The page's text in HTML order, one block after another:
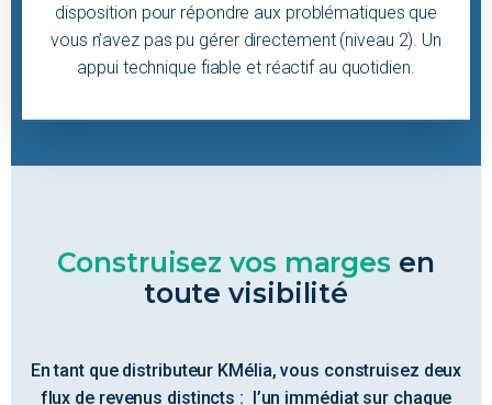
disposition pour répondre aux problématiques que
vous n’avez pas pu gérer directement (niveau 2). Un
appui technique fiable et réactif au quotidien.
Construisez vos marges en
toute visibilité
En tant que distributeur KMélia, vous construisez deux
flux de revenus distincts : l’un immédiat sur chaque